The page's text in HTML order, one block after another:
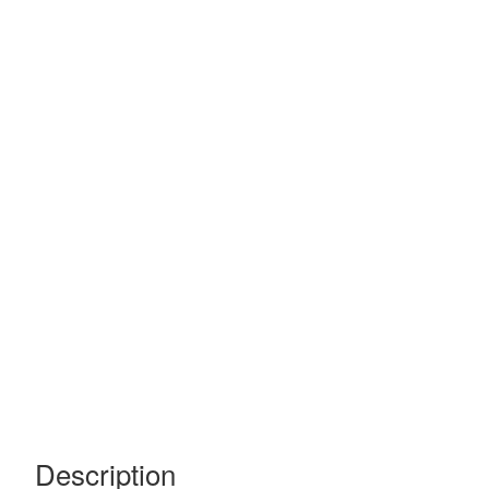
Description